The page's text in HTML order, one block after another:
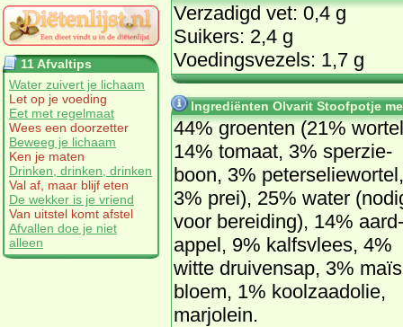
11 Afvaltips
Water zuivert je lichaam
Let op je voeding
Eet met regelmaat
Wees een doorzetter
Beweeg je lichaam
Ken je maten
Drinken, drinken, drinken
Val af, maar blijf eten
De wekker is je vriend
Van uitstel komt afstel
Afvallen doe je niet
alleen
Verzadigd vet: 0,4 g
Suikers: 2,4 g
Voedingsvezels: 1,7 g
Ingrediënten Olvarit Stoofpotje
44% groen­ten (21%
14% to­maat, 3% sper­zie­
boon, 3% pe­ter­se­lie­wor­tel,
3% prei), 25% wa­ter
voor be­rei­ding), 14% aard­
ap­pel, 9% kalfs­vlees, 4%
wit­te drui­ven­sap, 3%
bloem, 1% kool­zaad­olie,
mar­jo­lein.